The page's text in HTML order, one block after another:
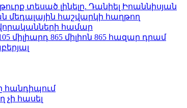
տեսած լինելը. Դանիել Իոաննիսյան
հաշվարկի հաղթող
համար
միլիարդ 865 միլիոն 865 հազար դրամ
հանդիպում
չի հասել